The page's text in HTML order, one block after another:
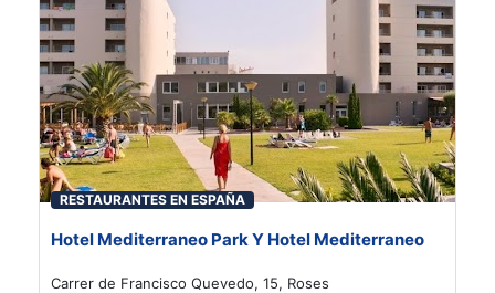
RESTAURANTES EN ESPAÑA
Hotel Mediterraneo Park Y Hotel Mediterraneo
Carrer de Francisco Quevedo, 15, Roses